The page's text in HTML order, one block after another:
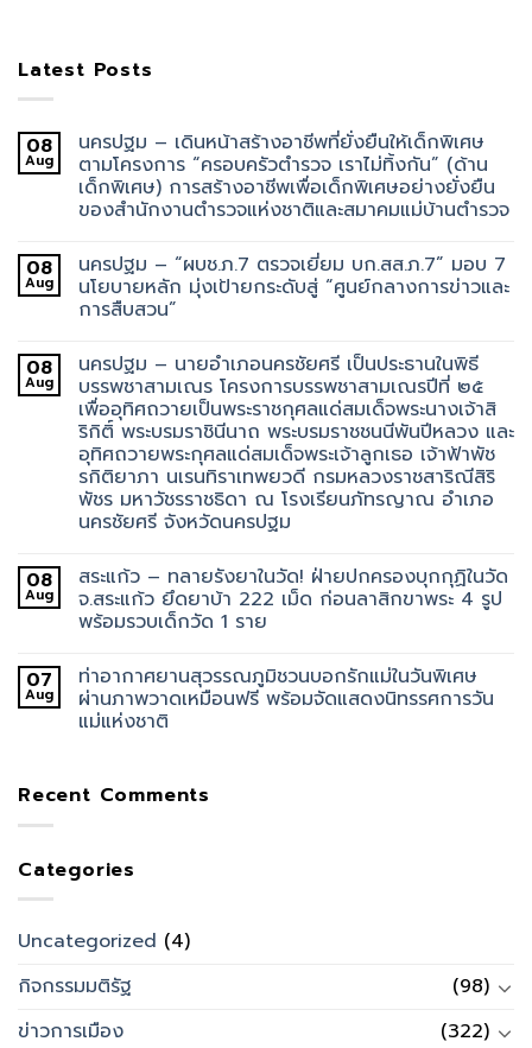
Latest Posts
08
Aug
นครปฐม – เดินหน้าสร้างอาชีพที่ยั่งยืนให้เด็กพิเศษ
ตามโครงการ “ครอบครัวตำรวจ เราไม่ทิ้งกัน” (ด้าน
เด็กพิเศษ) การสร้างอาชีพเพื่อเด็กพิเศษอย่างยั่งยืน
ของสำนักงานตำรวจแห่งชาติและสมาคมแม่บ้านตำรวจ
08
Aug
นครปฐม – “ผบช.ภ.7 ตรวจเยี่ยม บก.สส.ภ.7” มอบ 7
นโยบายหลัก มุ่งเป้ายกระดับสู่ “ศูนย์กลางการข่าวและ
การสืบสวน”
08
Aug
นครปฐม – นายอำเภอนครชัยศรี เป็นประธานในพิธี
บรรพชาสามเณร โครงการบรรพชาสามเณรปีที่ ๒๕
เพื่ออุทิศถวายเป็นพระราชกุศลแด่สมเด็จพระนางเจ้าสิ
ริกิติ์ พระบรมราชินีนาถ พระบรมราชชนนีพันปีหลวง และ
อุทิศถวายพระกุศลแด่สมเด็จพระเจ้าลูกเธอ เจ้าฟ้าพัช
รกิติยาภา นเรนทิราเทพยวดี กรมหลวงราชสาริณีสิริ
พัชร มหาวัชรราชธิดา ณ โรงเรียนภัทรญาณ อำเภอ
นครชัยศรี จังหวัดนครปฐม
08
Aug
สระแก้ว – ทลายรังยาในวัด! ฝ่ายปกครองบุกกุฏิในวัด
จ.สระแก้ว ยึดยาบ้า 222 เม็ด ก่อนลาสิกขาพระ 4 รูป
พร้อมรวบเด็กวัด 1 ราย
07
Aug
ท่าอากาศยานสุวรรณภูมิชวนบอกรักแม่ในวันพิเศษ
ผ่านภาพวาดเหมือนฟรี พร้อมจัดแสดงนิทรรศการวัน
แม่แห่งชาติ
Recent Comments
Categories
Uncategorized (4)
กิจกรรมมติรัฐ
(98)
ข่าวการเมือง
(322)